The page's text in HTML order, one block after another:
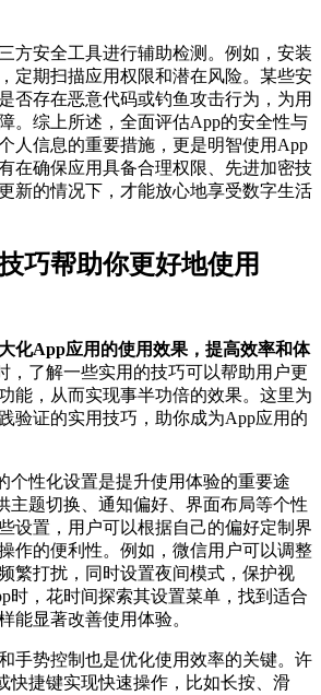
方安全工具进行辅助检测。例如，安装
定期扫描应用权限和潜在风险。某些安
否存在恶意代码或钓鱼攻击行为，为用
。综上所述，全面评估App的安全性与
人信息的重要措施，更是明智使用App
在确保应用具备合理权限、先进加密技
新的情况下，才能放心地享受数字生活
巧帮助你更好地使用
化App应用的使用效果，提高效率和体
，了解一些实用的技巧可以帮助用户更
能，从而实现事半功倍的效果。这里为
验证的实用技巧，助你成为App应用的
个性化设置是提升使用体验的重要途
主题切换、通知偏好、界面布局等个性
设置，用户可以根据自己的偏好定制界
作的便利性。例如，微信用户可以调整
繁打扰，同时设置夜间模式，保护视
时，花时间探索其设置菜单，找到适合
能显著改善使用体验。
手势控制也是优化使用效率的关键。许
快捷键实现快速操作，比如长按、滑